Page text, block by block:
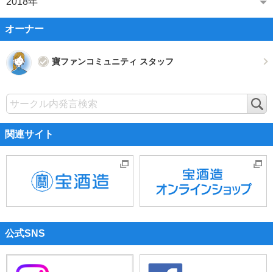
オーナー
寶ファンコミュニティ スタッフ
関連サイト
公式SNS